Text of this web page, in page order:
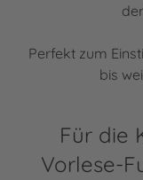
Perfekt zum
bis
Für die
Vorlese-